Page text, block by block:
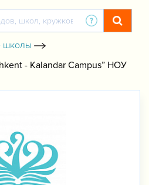
школы
- Kalandar Campus” НОУ